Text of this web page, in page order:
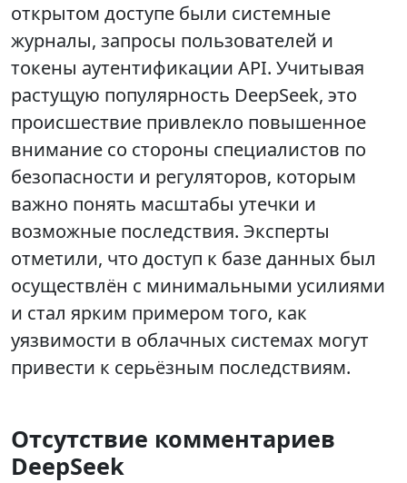
открытом доступе были системные
журналы, запросы пользователей и
токены аутентификации API. Учитывая
растущую популярность DeepSeek, это
происшествие привлекло повышенное
внимание со стороны специалистов по
безопасности и регуляторов, которым
важно понять масштабы утечки и
возможные последствия. Эксперты
отметили, что доступ к базе данных был
осуществлён с минимальными усилиями
и стал ярким примером того, как
уязвимости в облачных системах могут
привести к серьёзным последствиям.
Отсутствие комментариев
DeepSeek